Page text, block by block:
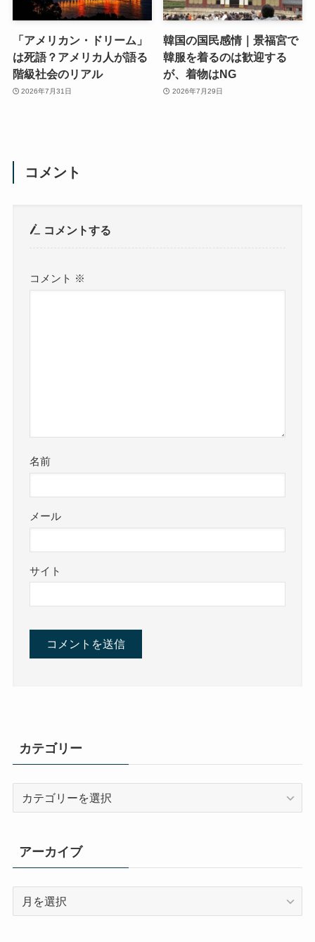
「アメリカン・ドリーム」
は死語？アメリカ人が語る
階級社会のリアル
2026年7月31日
韓国の国民感情｜景福宮で
韓服を着るのは歓迎する
が、着物はNG
2026年7月29日
コメント
コメントする
コメント ※
名前
メール
サイト
カテゴリー
ー
アーカイブ